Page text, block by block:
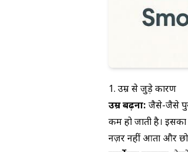
1. उम्र से जुड़े कारण
उम्र बढ़ना: जैसे-जैसे
कम हो जाती है।
नज़र नहीं आता और